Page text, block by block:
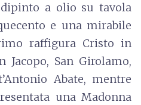
a olio su tavola
e una mirabile
raffigura Cristo in
Jacopo, San Girolamo,
Abate, mentre
una Madonna